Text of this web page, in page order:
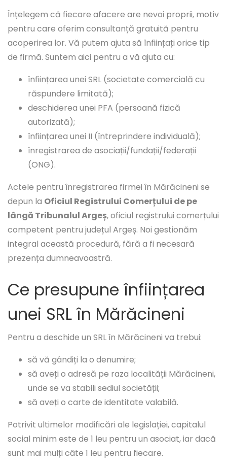
Înțelegem că fiecare afacere are nevoi proprii, motiv
pentru care oferim consultanță gratuită pentru
acoperirea lor. Vă putem ajuta să înființați orice tip
de firmă. Suntem aici pentru a vă ajuta cu:
înființarea unei SRL (societate comercială cu
răspundere limitată);
deschiderea unei PFA (persoană fizică
autorizată);
înființarea unei II (întreprindere individuală);
înregistrarea de asociații/fundații/federații
(ONG).
Actele pentru înregistrarea firmei în Mărăcineni se
depun la Oficiul Registrului Comerțului de pe
lângă Tribunalul Argeș, oficiul registrului comerțului
competent pentru județul Argeș. Noi gestionăm
integral această procedură, fără a fi necesară
prezența dumneavoastră.
Ce presupune înființarea
unei SRL în Mărăcineni
Pentru a deschide un SRL în Mărăcineni va trebui:
să vă gândiți la o denumire;
să aveți o adresă pe raza localității Mărăcineni,
unde se va stabili sediul societății;
să aveți o carte de identitate valabilă.
Potrivit ultimelor modificări ale legislației, capitalul
social minim este de 1 leu pentru un asociat, iar dacă
sunt mai mulți câte 1 leu pentru fiecare.